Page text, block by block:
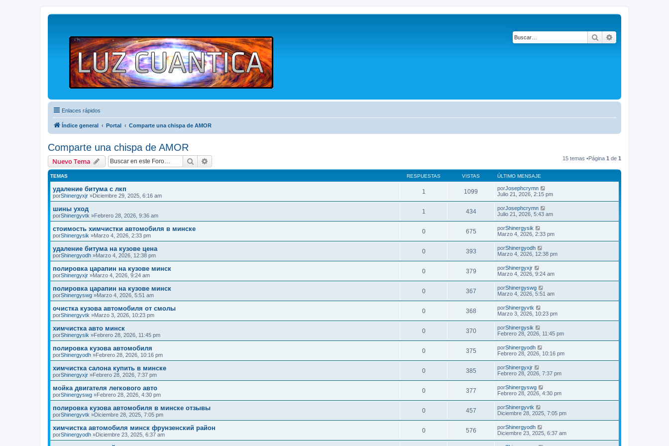
Buscar
Enlaces rápidos
Índice general Portal Comparte una chispa de AMOR
Comparte una chispa de AMOR
Nuevo Tema Buscar 15 temas •Página 1 de 1
TEMAS RESPUESTAS VISTAS ÚLTIMO MENSAJE
удаление битума с лкп
porShinergyxjr »Diciembre 29, 2025, 6:16 am
1 1099 porJosephcrymn
Julio 21, 2026, 2:15 pm
шины уход
porShinergyvtk »Febrero 28, 2026, 9:36 am
1 434 porJosephcrymn
Julio 21, 2026, 5:43 am
стоимость химчистки автомобиля в минске
porShinergysik »Marzo 4, 2026, 2:33 pm
0 675 porShinergysik
Marzo 4, 2026, 2:33 pm
удаление битума на кузове цена
porShinergyodh »Marzo 4, 2026, 12:38 pm
0 393 porShinergyodh
Marzo 4, 2026, 12:38 pm
полировка царапин на кузове минск
porShinergyxjr »Marzo 4, 2026, 9:24 am
0 379 porShinergyxjr
Marzo 4, 2026, 9:24 am
полировка царапин на кузове минск
porShinergyswg »Marzo 4, 2026, 5:51 am
0 367 porShinergyswg
Marzo 4, 2026, 5:51 am
очистка кузова автомобиля от смолы
porShinergyvtk »Marzo 3, 2026, 10:23 pm
0 368 porShinergyvtk
Marzo 3, 2026, 10:23 pm
химчистка авто минск
porShinergysik »Febrero 28, 2026, 11:45 pm
0 370 porShinergysik
Febrero 28, 2026, 11:45 pm
полировка кузова автомобиля
porShinergyodh »Febrero 28, 2026, 10:16 pm
0 375 porShinergyodh
Febrero 28, 2026, 10:16 pm
химчистка салона купить в минске
porShinergyxjr »Febrero 28, 2026, 7:37 pm
0 385 porShinergyxjr
Febrero 28, 2026, 7:37 pm
мойка двигателя легкового авто
porShinergyswg »Febrero 28, 2026, 4:30 pm
0 377 porShinergyswg
Febrero 28, 2026, 4:30 pm
полировка кузова автомобиля в минске отзывы
porShinergyvtk »Diciembre 28, 2025, 7:05 pm
0 457 porShinergyvtk
Diciembre 28, 2025, 7:05 pm
химчистка автомобиля минск фрунзенский район
porShinergyodh »Diciembre 23, 2025, 6:37 am
0 576 porShinergyodh
Diciembre 23, 2025, 6:37 am